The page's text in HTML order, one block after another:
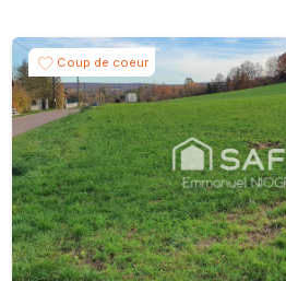
Coup de coeur